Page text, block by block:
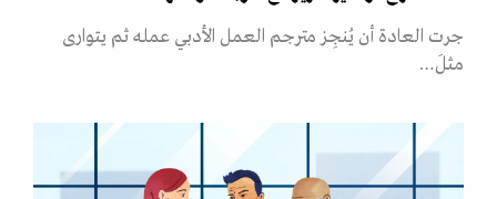
جرت العادة أن يُنجِز مترجم العمل الأدبي عمله ثم يتوارى
مثلَ…